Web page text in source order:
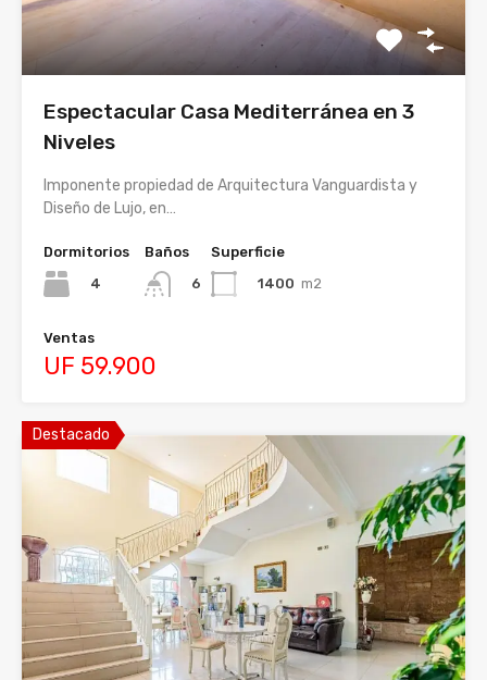
Espectacular Casa Mediterránea en 3
Niveles
Imponente propiedad de Arquitectura Vanguardista y
Diseño de Lujo, en…
Dormitorios
4
Baños
6
Superficie
1400 m2
Ventas
UF 59.900
Destacado